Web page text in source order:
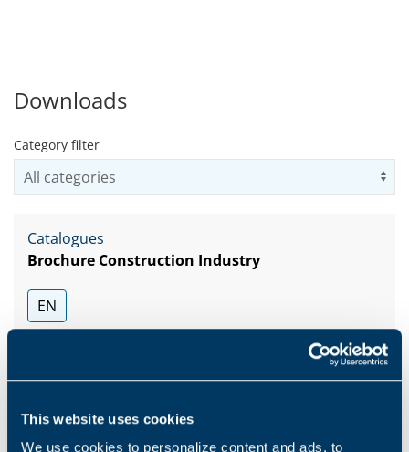
This website uses cookies
We use cookies to personalize content and ads, to
Downloads
Category filter
Catalogues
Brochure Construction Industry
EN
İNDIR